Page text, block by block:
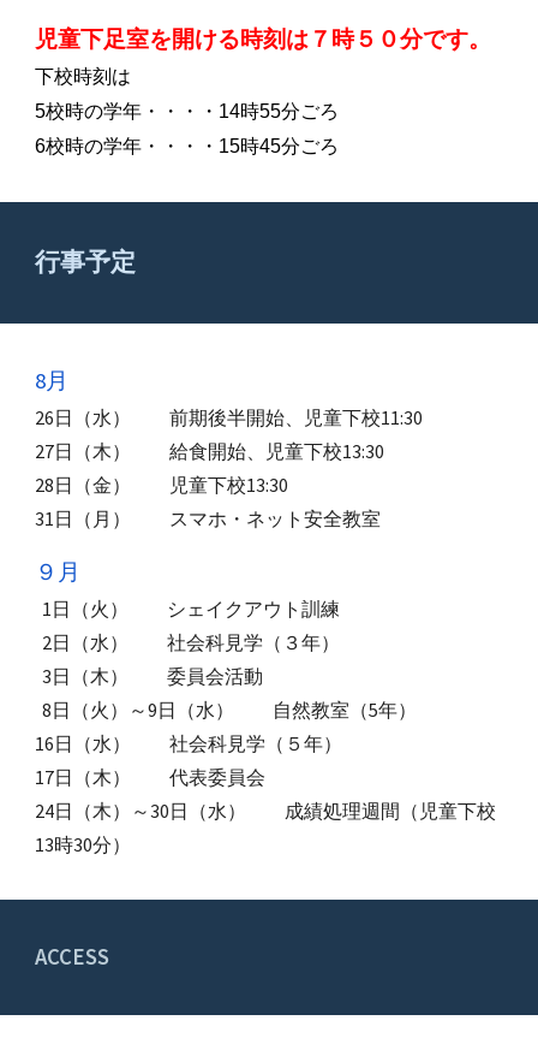
児童下足室を開ける時刻は７時５０分です。
下校時刻は
5校時の学年・・・・14時55分ごろ
6校時の学年・・・・15時45分ごろ
行事予定
8月
26日（水） 前期後半開始、児童下校11:30
27日（木） 給食開始、児童下校13:30
28日（金） 児童下校13:30
31日（月） スマホ・ネット安全教室
９ 月
1日（火） シェイクアウト訓練
2日（水） 社会科見学（３年）
3日（木）
委員会活動
8日（火）～9日（水） 自然教室（5年）
16日（水）社会科見学（ ５年）
17日（木） 代表委員会
24日（木）～30日（水） 成績処理週間（児童下校
13時30分）
ACCESS